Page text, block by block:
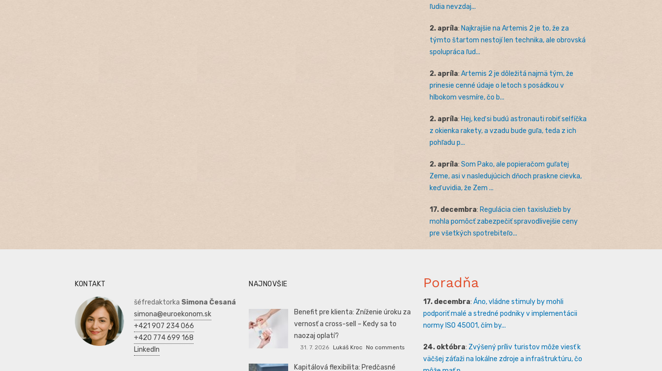
ľudia nevzdaj...
2. apríla: Najkrajšie na Artemis 2 je to, že za
týmto štartom nestojí len technika, ale obrovská
spolupráca ľud...
2. apríla: Artemis 2 je dôležitá najmä tým, že
prinesie cenné údaje o letoch s posádkou v
hlbokom vesmíre, čo b...
2. apríla: Hej, keď si budú astronauti robiť selfíčka
z okienka rakety, a vzadu bude guľa, teda z ich
pohľadu p...
2. apríla: Som Pako, ale popieračom guľatej
Zeme, asi v nasledujúcich dňoch praskne cievka,
keď uvidia, že Zem ...
17. decembra: Regulácia cien taxislužieb by
mohla pomôcť zabezpečiť spravodlivejšie ceny
pre všetkých spotrebiteľo...
KONTAKT
šéfredaktorka Simona Česaná
simona@euroekonom.sk
+421 907 234 066
+420 774 699 168
LinkedIn
NAJNOVŠIE
Benefit pre klienta: Zníženie úroku za
vernosť a cross-sell – Kedy sa to
naozaj oplatí?
31. 7. 2026 Lukáš Kroc No comments
Kapitálová flexibilita: Predčasné
Poradňa
17. decembra: Áno, vládne stimuly by mohli
podporiť malé a stredné podniky v implementácii
normy ISO 45001, čím by...
24. októbra: Zvýšený príliv turistov môže viesť k
väčšej záťaži na lokálne zdroje a infraštruktúru, čo